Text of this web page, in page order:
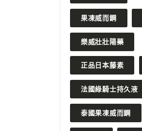
果凍威而鋼
樂威壯壯陽藥
正品日本藤素
法國綠騎士持久液
泰國果凍威而鋼